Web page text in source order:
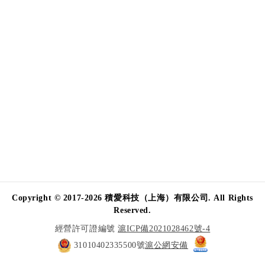
Copyright © 2017-2026 積愛科技（上海）有限公司. All Rights
Reserved.
經營許可證編號滬ICP備2021028462號-4
31010402335500號滬公網安備